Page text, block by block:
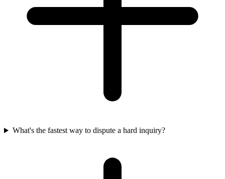
What's the fastest way to dispute a hard inquiry?